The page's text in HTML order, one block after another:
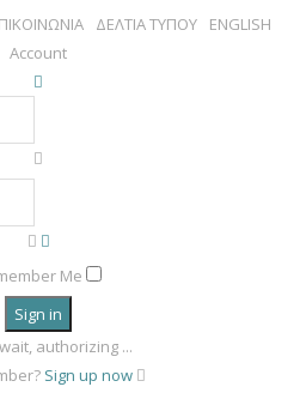
ΔΕΛΤΙΑ ΤΥΠΟΥ
ENGLISH
Account
Me
Sign in
authorizing ...
Sign up now